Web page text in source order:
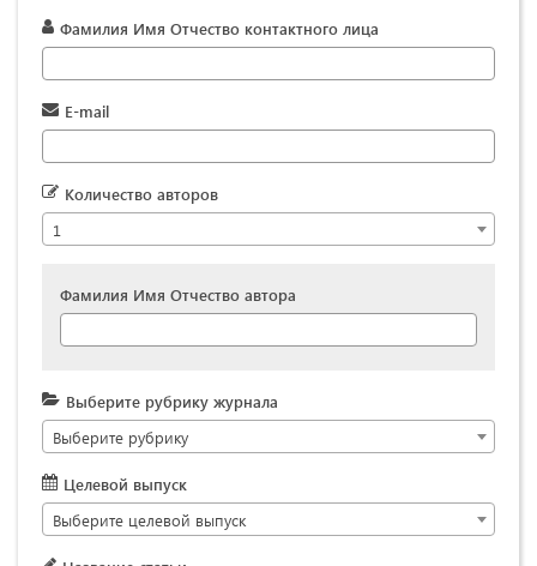
Фамилия Имя Отчество контактного лица
E-mail
Количество авторов
1
Фамилия Имя Отчество автора
Выберите рубрику журнала
Выберите рубрику
Целевой выпуск
Выберите целевой выпуск